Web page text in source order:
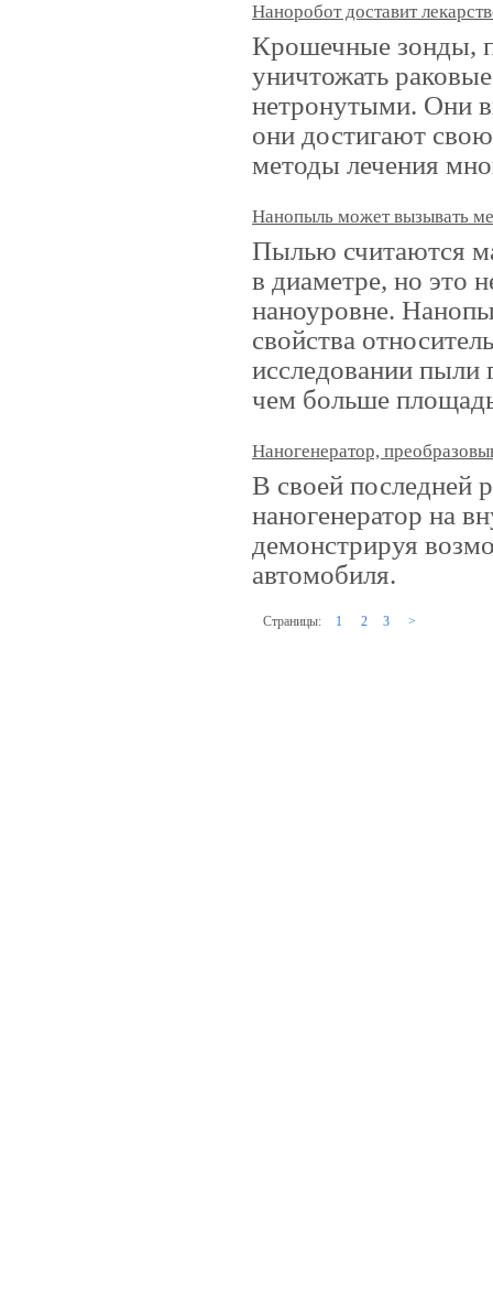
Наноробот доставит
Крошечные зонды,
уничтожать
нетронутыми. Они
они достигают
методы лечения
Нанопыль может вызывать
Пылью считаются
в диаметре, но это
наноуровне.
свойства
исследовании пыли
чем больше
Наногенератор,
В своей последней
наногенератор на
демонстрируя
автомобиля.
Страницы: 1 2 3 >